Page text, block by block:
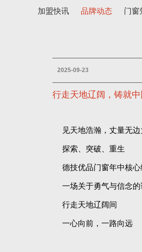
加盟快讯 品牌动态 门窗
2025-09-23
行走天地辽阔，铸就
见天地浩瀚，丈量无
探索、突破、重生
德技优品门窗年中核
一场关于勇气与信念
行走天地辽阔间
一心向前，一路向远